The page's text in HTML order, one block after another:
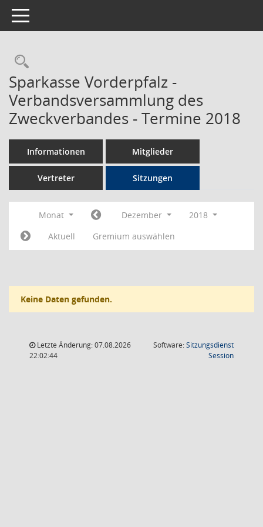
Toggle navigation
Rechercheauswahl
Sparkasse Vorderpfalz -
Verbandsversammlung des
Zweckverbandes - Termine 2018
Informationen Mitglieder
Vertreter Sitzungen
Monat Dezember
2018
Aktuell
Gremium auswählen
Keine Daten gefunden.
Letzte Änderung: 07.08.2026
22:02:44
Software:Sitzungsdienst
Session(Wird in